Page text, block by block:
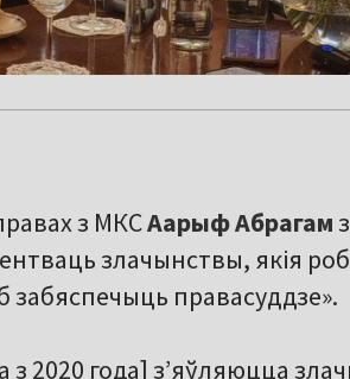
з МКСАарыф Абрагам
злачынствы, якія
забяспечыць правасуддзе».
2020 года] з’яўляюцца